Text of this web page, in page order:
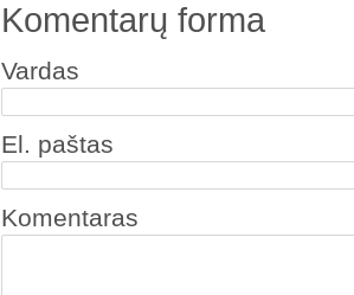
Komentarų forma
Vardas
El. paštas
Komentaras